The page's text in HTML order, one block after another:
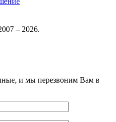
– 2026.
и мы перезвоним Вам в